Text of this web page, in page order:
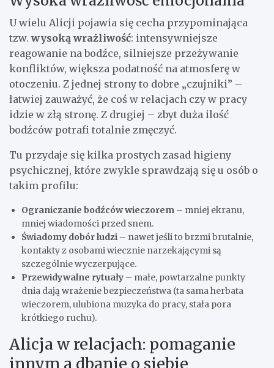
U wielu Alicji pojawia się cecha przypominająca
tzw.wysoką wrażliwość: intensywniejsze
reagowanie na bodźce, silniejsze przeżywanie
konfliktów, większa podatność na atmosferę w
otoczeniu. Z jednej strony to dobre „czujniki” –
łatwiej zauważyć, że coś w relacjach czy w pracy
idzie w złą stronę. Z drugiej – zbyt duża ilość
bodźców potrafi totalnie zmęczyć.
Tu przydaje się kilka prostych zasad higieny
psychicznej, które zwykle sprawdzają się u osób o
takim profilu:
Ograniczanie bodźców wieczorem – mniej ekranu,
mniej wiadomości przed snem.
Świadomy dobór ludzi – nawet jeśli to brzmi brutalnie,
kontakty z osobami wiecznie narzekającymi są
szczególnie wyczerpujące.
Przewidywalne rytuały – małe, powtarzalne punkty
dnia dają wrażenie bezpieczeństwa (ta sama herbata
wieczorem, ulubiona muzyka do pracy, stała pora
krótkiego ruchu).
Alicja w relacjach: pomaganie
innym a dbanie o siebie